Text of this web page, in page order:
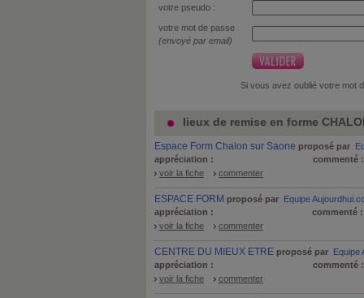
votre pseudo :
votre mot de passe
(envoyé par email)
Si vous avez oublié votre mot
lieux de remise en forme
Espace Form Chalon sur Saone proposé par
appréciation :
commenté
voir la fiche
commenter
ESPACE FORM proposé par Equipe
appréciation :
commenté
voir la fiche
commenter
CENTRE DU MIEUX ETRE proposé par Equipe
appréciation :
commenté
voir la fiche
commenter